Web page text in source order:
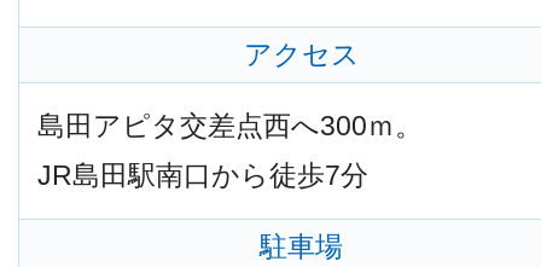
アクセス
島田アピタ交差点西へ300ｍ。
JR島田駅南口から徒歩7分
駐車場